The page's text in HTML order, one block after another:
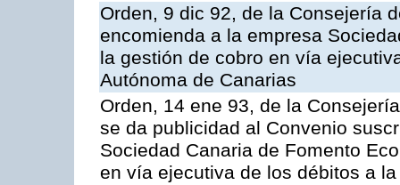
Orden, 9 dic 92, de la Consejería
encomienda a la empresa
la gestión de cobro en vía
Autónoma de Canarias
Orden, 14 ene 93, de la
se da publicidad al Convenio
Sociedad Canaria de Fomento
en vía ejecutiva de los débitos a